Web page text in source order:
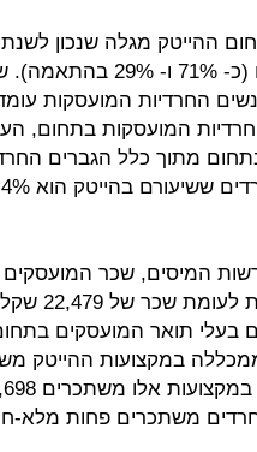
2,800 גברים (כ-
בהייטק הוא 10.4% מכלל המועסקים.
חרדים משתכרים פחות מלא-